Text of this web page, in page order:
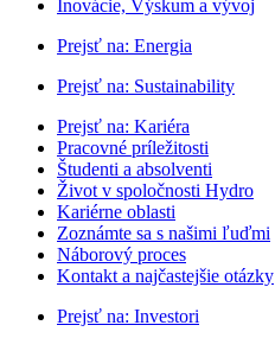
Inovácie, Výskum a vývoj
Prejsť na: Energia
Prejsť na: Sustainability
Prejsť na: Kariéra
Pracovné príležitosti
Študenti a absolventi
Život v spoločnosti Hydro
Kariérne oblasti
Zoznámte sa s našimi ľuďmi
Náborový proces
Kontakt a najčastejšie otázky
Prejsť na: Investori